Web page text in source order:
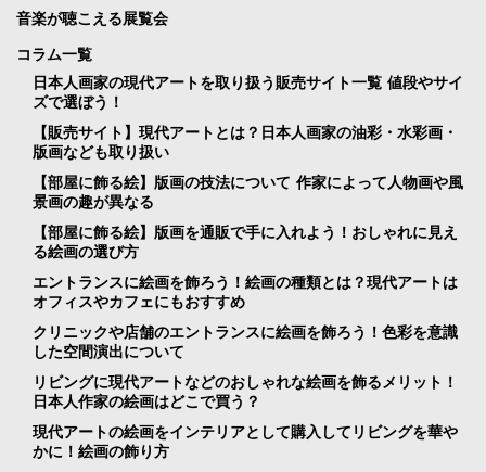
音楽が聴こえる展覧会
コラム一覧
日本人画家の現代アートを取り扱う販売サイト一覧 値段やサイ
ズで選ぼう！
【販売サイト】現代アートとは？日本人画家の油彩・水彩画・
版画なども取り扱い
【部屋に飾る絵】版画の技法について 作家によって人物画や風
景画の趣が異なる
【部屋に飾る絵】版画を通販で手に入れよう！おしゃれに見え
る絵画の選び方
エントランスに絵画を飾ろう！絵画の種類とは？現代アートは
オフィスやカフェにもおすすめ
クリニックや店舗のエントランスに絵画を飾ろう！色彩を意識
した空間演出について
リビングに現代アートなどのおしゃれな絵画を飾るメリット！
日本人作家の絵画はどこで買う？
現代アートの絵画をインテリアとして購入してリビングを華や
かに！絵画の飾り方